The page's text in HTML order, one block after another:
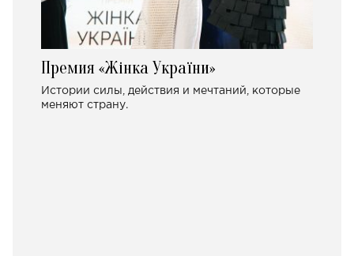
Премия «Жінка України»
Истории силы, действия и мечтаний, которые
меняют страну.